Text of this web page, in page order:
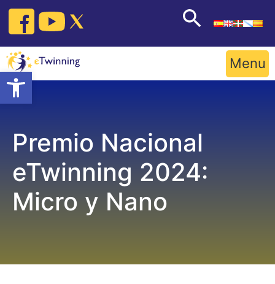
Open toolbar
Skip
content
Menu
Premio Nacional
eTwinning 2024:
Micro y Nano